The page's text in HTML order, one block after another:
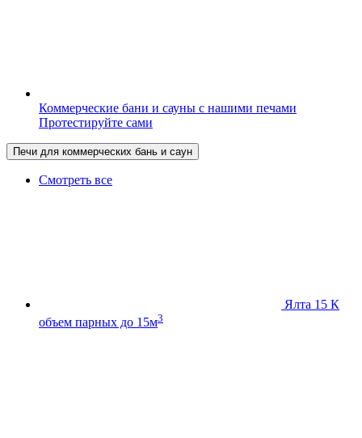
Коммерческие бани и сауны с нашими печами
Протестируйте сами
Печи для коммерческих бань и саун
Смотреть все
Ялта 15 К
объем парных до 15м3